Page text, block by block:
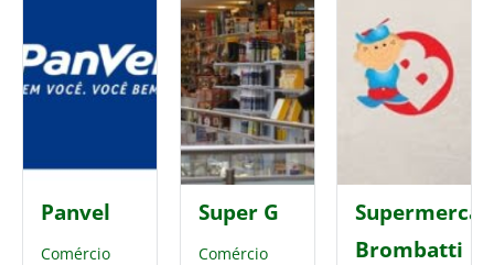
Panvel
Comércio
Super G
Comércio
Brombatti